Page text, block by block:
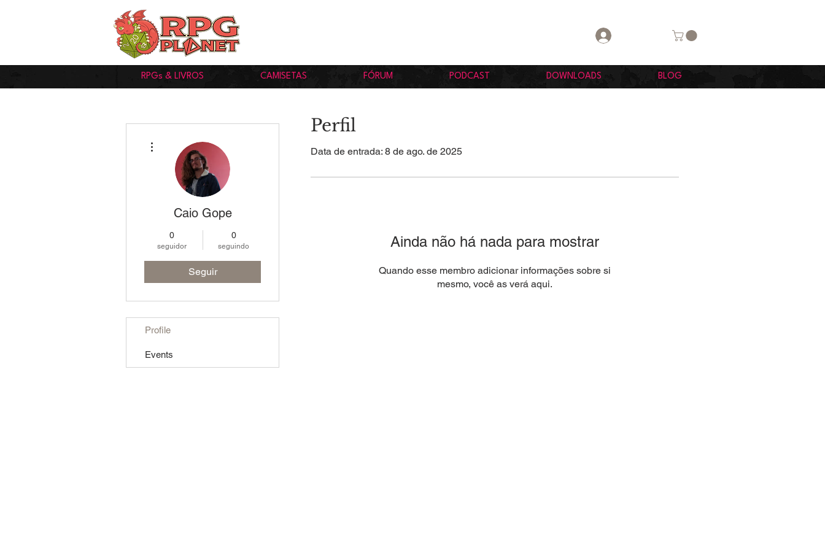
RPGs & LIVROS CAMISETAS FÓRUM PODCAST DOWNLOADS BLOG
Perfil
Data de entrada: 8 de ago. de 2025
Ainda não há nada para mostrar
Quando esse membro adicionar informações sobre si
mesmo, você as verá aqui.
Caio Gope
0
seguidor
0
seguindo
Seguir
Profile
Events